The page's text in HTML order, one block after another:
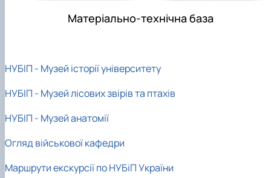
Матеріально-технічна база
НУБІП - Музей історії університету
НУБІП - Музей лісових звірів та птахів
НУБІП - Музей анатомії
Огляд військової кафедри
Маршрути екскурсії по НУБіП України